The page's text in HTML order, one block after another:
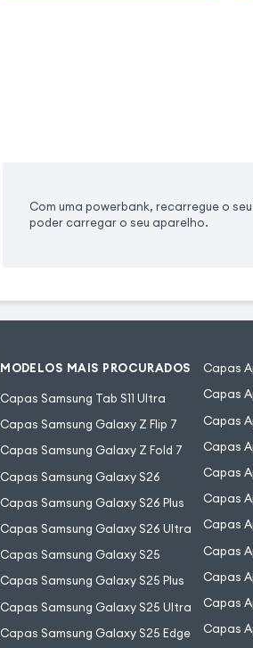
Com uma powerbank, recarregue o
poder carregar o seu aparelho.
MODELOS MAIS PROCURADOS
Capas Samsung Tab S11 Ultra
Capas Samsung Galaxy Z Flip 7
Capas Samsung Galaxy Z Fold 7
Capas Samsung Galaxy S26
Capas Samsung Galaxy S26 Plus
Capas Samsung Galaxy S26 Ultra
Capas Samsung Galaxy S25
Capas Samsung Galaxy S25 Plus
Capas Samsung Galaxy S25 Ultra
Capas Samsung Galaxy S25 Edge
Capas
Capas
Capas
Capas
Capas
Capas
Capas
Capas
Capas
Capas
Capas